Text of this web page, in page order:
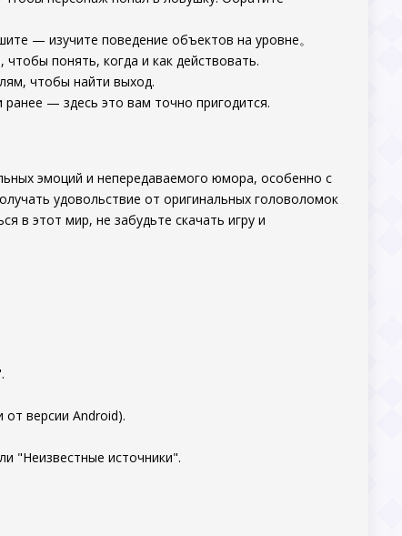
— изучите поведение объектов на уровне。
понять, когда и как действовать.
чтобы найти выход.
— здесь это вам точно пригодится.
эмоций и непередаваемого юмора, особенно с
удовольствие от оригинальных головоломок
в этот мир, не забудьте скачать игру и
версии Android).
"Неизвестные источники".